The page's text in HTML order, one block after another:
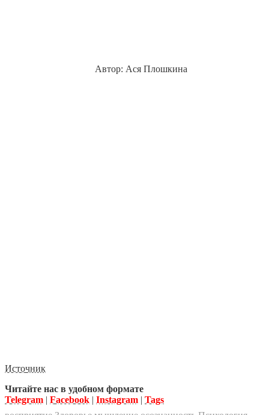
Автор: Ася Плошкина
Источник
Читайте нас в удобном формате
Telegram | Facebook | Instagram | Tags